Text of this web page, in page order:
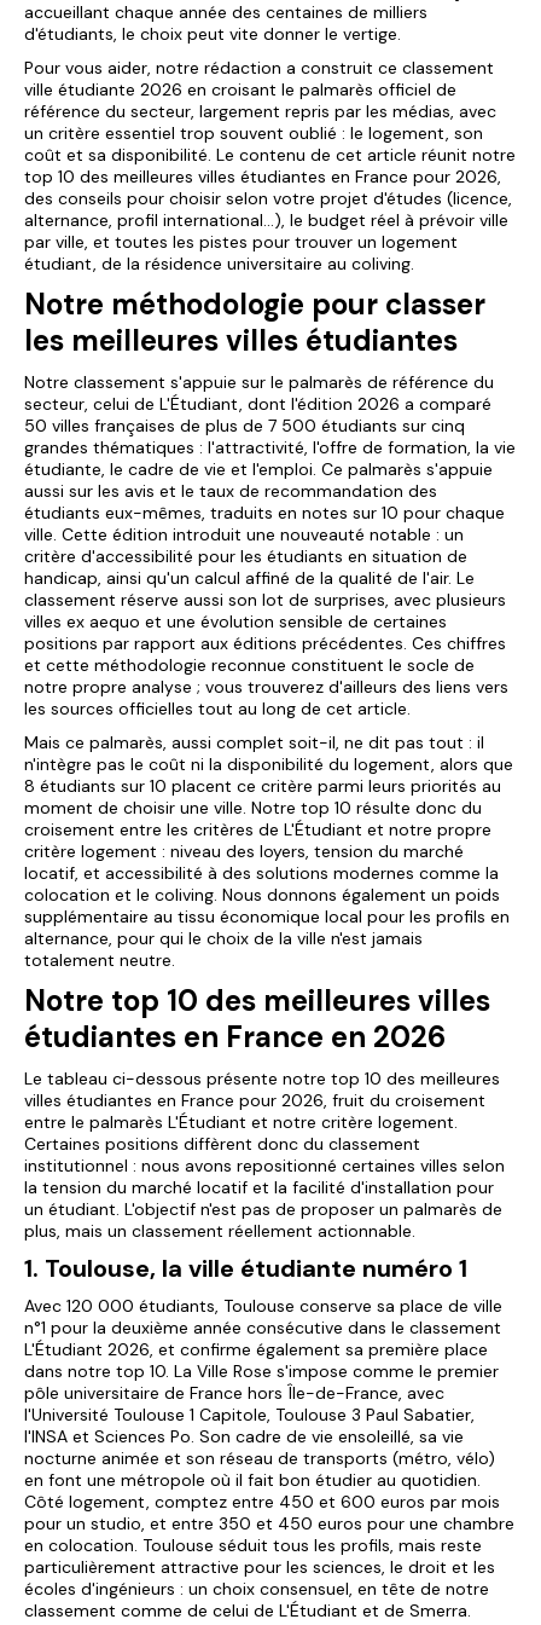
accueillant chaque année des centaines de milliers
d'étudiants, le choix peut vite donner le vertige.
Pour vous aider, notre rédaction a construit ce classement
ville étudiante 2026 en croisant le palmarès officiel de
référence du secteur, largement repris par les médias, avec
un critère essentiel trop souvent oublié : le logement, son
coût et sa disponibilité. Le contenu de cet article réunit notre
top 10 des meilleures villes étudiantes en France pour 2026,
des conseils pour choisir selon votre projet d'études (licence,
alternance, profil international...), le budget réel à prévoir ville
par ville, et toutes les pistes pour trouver un logement
étudiant, de la résidence universitaire au coliving.
Notre méthodologie pour classer
les meilleures villes étudiantes
Notre classement s'appuie sur le palmarès de référence du
secteur, celui de L'Étudiant, dont l'édition 2026 a comparé
50 villes françaises de plus de 7 500 étudiants sur cinq
grandes thématiques : l'attractivité, l'offre de formation, la vie
étudiante, le cadre de vie et l'emploi. Ce palmarès s'appuie
aussi sur les avis et le taux de recommandation des
étudiants eux-mêmes, traduits en notes sur 10 pour chaque
ville. Cette édition introduit une nouveauté notable : un
critère d'accessibilité pour les étudiants en situation de
handicap, ainsi qu'un calcul affiné de la qualité de l'air. Le
classement réserve aussi son lot de surprises, avec plusieurs
villes ex aequo et une évolution sensible de certaines
positions par rapport aux éditions précédentes. Ces chiffres
et cette méthodologie reconnue constituent le socle de
notre propre analyse ; vous trouverez d'ailleurs des liens vers
les sources officielles tout au long de cet article.
Mais ce palmarès, aussi complet soit-il, ne dit pas tout : il
n'intègre pas le coût ni la disponibilité du logement, alors que
8 étudiants sur 10 placent ce critère parmi leurs priorités au
moment de choisir une ville. Notre top 10 résulte donc du
croisement entre les critères de L'Étudiant et notre propre
critère logement : niveau des loyers, tension du marché
locatif, et accessibilité à des solutions modernes comme la
colocation et le coliving. Nous donnons également un poids
supplémentaire au tissu économique local pour les profils en
alternance, pour qui le choix de la ville n'est jamais
totalement neutre.
Notre top 10 des meilleures villes
étudiantes en France en 2026
Le tableau ci-dessous présente notre top 10 des meilleures
villes étudiantes en France pour 2026, fruit du croisement
entre le palmarès L'Étudiant et notre critère logement.
Certaines positions diffèrent donc du classement
institutionnel : nous avons repositionné certaines villes selon
la tension du marché locatif et la facilité d'installation pour
un étudiant. L'objectif n'est pas de proposer un palmarès de
plus, mais un classement réellement actionnable.
1. Toulouse, la ville étudiante numéro 1
Avec 120 000 étudiants, Toulouse conserve sa place de ville
n°1 pour la deuxième année consécutive dans le classement
L'Étudiant 2026, et confirme également sa première place
dans notre top 10. La Ville Rose s'impose comme le premier
pôle universitaire de France hors Île-de-France, avec
l'Université Toulouse 1 Capitole, Toulouse 3 Paul Sabatier,
l'INSA et Sciences Po. Son cadre de vie ensoleillé, sa vie
nocturne animée et son réseau de transports (métro, vélo)
en font une métropole où il fait bon étudier au quotidien.
Côté logement, comptez entre 450 et 600 euros par mois
pour un studio, et entre 350 et 450 euros pour une chambre
en colocation. Toulouse séduit tous les profils, mais reste
particulièrement attractive pour les sciences, le droit et les
écoles d'ingénieurs : un choix consensuel, en tête de notre
classement comme de celui de L'Étudiant et de Smerra.